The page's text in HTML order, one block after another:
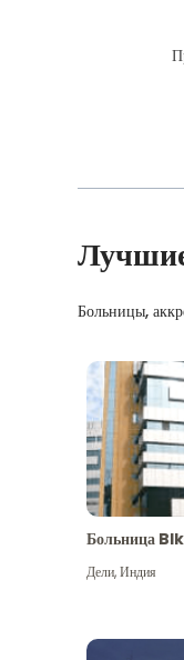
Больницы,
Больница
Дели,Индия